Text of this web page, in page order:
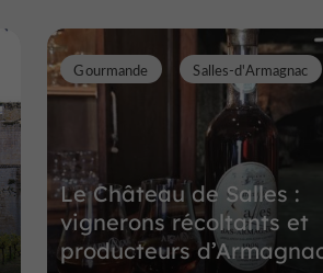
Le Château de Salles :
vignerons récoltants et
producteurs
Gourmande Salles-d'Armagnac